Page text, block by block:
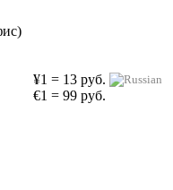
¥1 = 13 руб.
€1 = 99 руб.